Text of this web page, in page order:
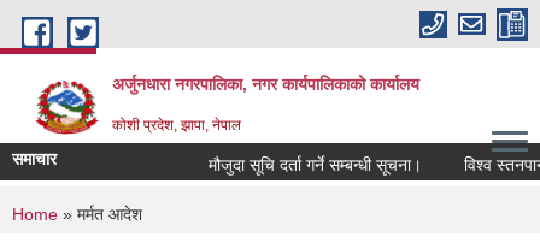
Skip to main content
अर्जुनधारा नगरपालिका, नगर कार्यपालिकाको कार्यालय
कोशी प्रदेश, झापा, नेपाल
समाचार मौजुदा सूचि दर्ता गर्ने सम्बन्धी सूचना। विश्व
You are here
Home » मर्मत आदेश